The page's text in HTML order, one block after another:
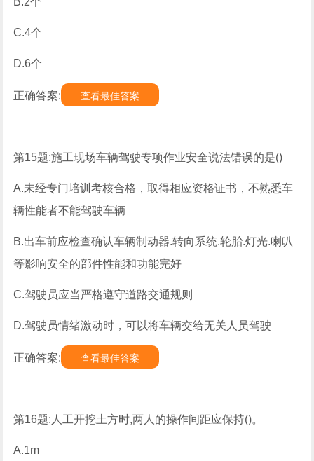
C.4个
D.6个
正确答案: 查看最佳答案
第15题:施工现场车辆驾驶专项作业安全说法错误的是()
A.未经专门培训考核合格，取得相应资格证书，不熟悉车
辆性能者不能驾驶车辆
B.出车前应检查确认车辆制动器.转向系统.轮胎.灯光.喇叭
等影响安全的部件性能和功能完好
C.驾驶员应当严格遵守道路交通规则
D.驾驶员情绪激动时，可以将车辆交给无关人员驾驶
正确答案: 查看最佳答案
第16题:人工开挖土方时,两人的操作间距应保持()。
A.1m